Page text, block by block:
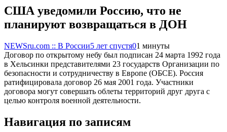
США уведомили Россию, что не
планируют возвращаться в ДОН
NEWSru.com :: В России5 лет спустя01 минуты
Договор по открытому небу был подписан 24 марта 1992 года
в Хельсинки представителями 23 государств Организации по
безопасности и сотрудничеству в Европе (ОБСЕ). Россия
ратифицировала договор 26 мая 2001 года. Участники
договора могут совершать облеты территорий друг друга с
целью контроля военной деятельности.
Навигация по записям